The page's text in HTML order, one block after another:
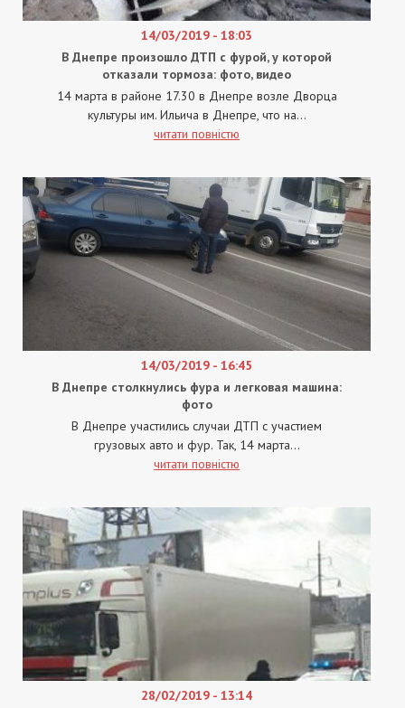
14/03/2019 - 18:03
В Днепре произошло ДТП с фурой, у которой
отказали тормоза: фото, видео
14 марта в районе 17.30 в Днепре возле Дворца
культуры им. Ильича в Днепре, что на...
читати повністю
14/03/2019 - 16:45
В Днепре столкнулись фура и легковая машина:
фото
В Днепре участились случаи ДТП с участием
грузовых авто и фур. Так, 14 марта...
читати повністю
28/02/2019 - 13:14